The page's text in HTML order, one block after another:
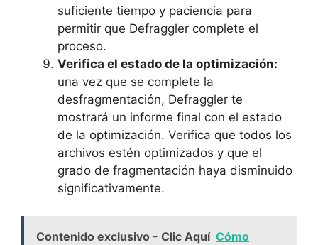
suficiente tiempo y paciencia para
permitir que Defraggler complete el
proceso.
Verifica el estado de la optimización:
una vez que se complete la
desfragmentación, Defraggler te
mostrará un informe final con el estado
de la optimización. Verifica que todos los
archivos estén optimizados y que el
grado de fragmentación haya disminuido
significativamente.
Contenido exclusivo - Clic Aquí Cómo